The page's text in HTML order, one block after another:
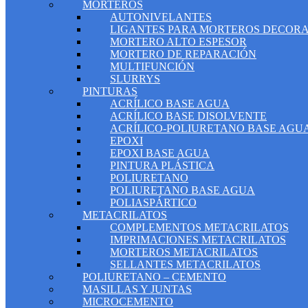
MORTEROS
AUTONIVELANTES
LIGANTES PARA MORTEROS
MORTERO ALTO ESPESOR
MORTERO DE REPARACIÓN
MULTIFUNCIÓN
SLURRYS
PINTURAS
ACRÍLICO BASE AGUA
ACRÍLICO BASE DISOLVENTE
ACRÍLICO-POLIURETANO BASE
EPOXI
EPOXI BASE AGUA
PINTURA PLÁSTICA
POLIURETANO
POLIURETANO BASE AGUA
POLIASPÁRTICO
METACRILATOS
COMPLEMENTOS METACRILATOS
IMPRIMACIONES METACRILATOS
MORTEROS METACRILATOS
SELLANTES METACRILATOS
POLIURETANO – CEMENTO
MASILLAS Y JUNTAS
MICROCEMENTO